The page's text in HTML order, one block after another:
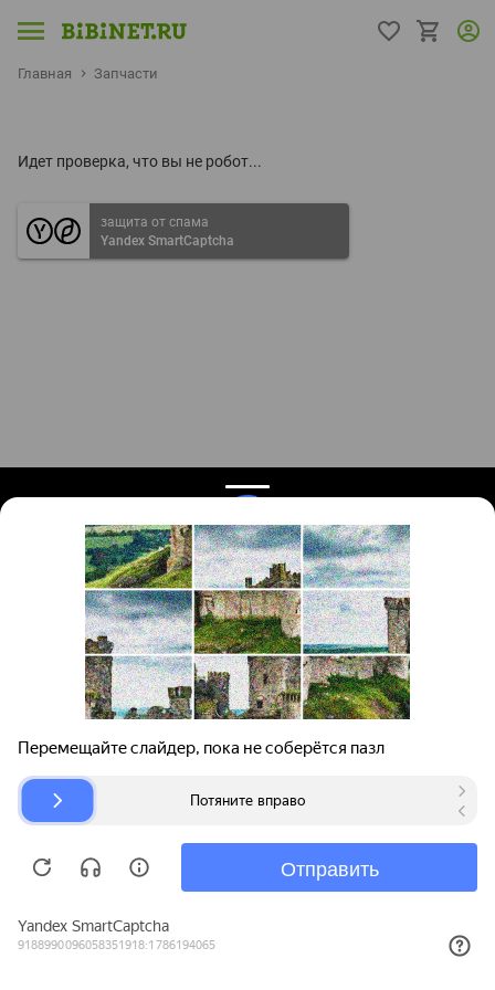
Главная Запчасти
Идет проверка, что вы не робот...
защита от спама
Yandex SmartCaptcha
Поиск запчастей
Для автокомпаний
Авторазборки
О проекте
Помощь
Карта сайта
© bibinet.ru - система поиска запчастей,
Copyright 2010-2026 Все права защищены